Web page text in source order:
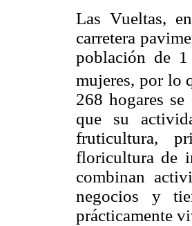
Las Vueltas,
carretera
población de
mujeres, por lo
268 hogares
que su
fruticultura,
floricultura de
combinan
negocios y
prácticamente